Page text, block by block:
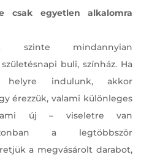
csak egyetlen alkalomra
mindannyian
buli, színház. Ha
helyre indulunk, akkor
érezzük, valami különleges
új – viseletre van
a legtöbbször
a megvásárolt darabot,